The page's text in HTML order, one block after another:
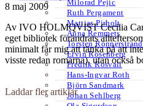
Milorad Pejic
Ruth Pergament
Mattias Pirholt
Anna Remmets
Torsten
Ervin Rosenberg
Fredrik Rosvall
Hans-Ingvar Roth
Björn Sandmark
Johan Sehlberg
8 maj 2009
Av IVO HOLMQVIST Cecilia
eget bibliotek förändrats
minimalt får mig att tänka på att
visste redan romarna), utan också
Laddar fler artiklar